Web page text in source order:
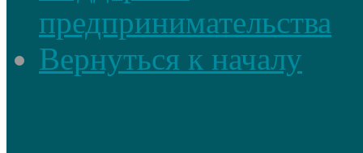
предпринимательства
Вернуться к началу